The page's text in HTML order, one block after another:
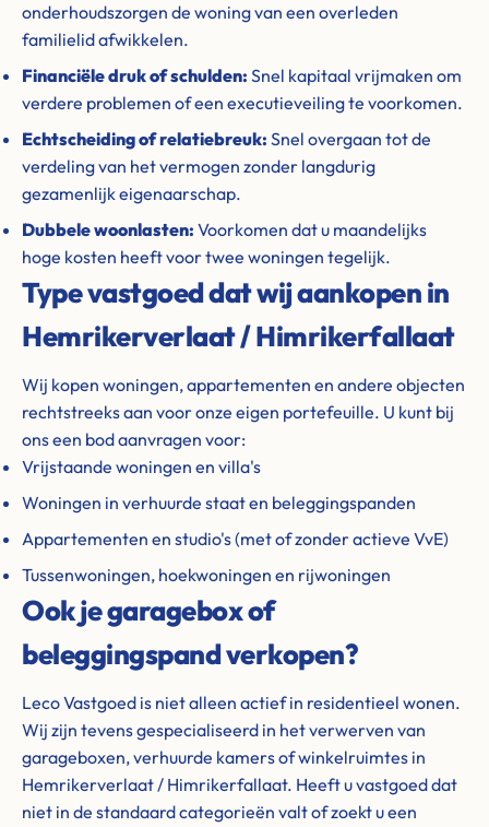
onderhoudszorgen de woning van een overleden
familielid afwikkelen.
Financiële druk of schulden: Snel kapitaal vrijmaken om
verdere problemen of een executieveiling te voorkomen.
Echtscheiding of relatiebreuk: Snel overgaan tot de
verdeling van het vermogen zonder langdurig
gezamenlijk eigenaarschap.
Dubbele woonlasten: Voorkomen dat u maandelijks
hoge kosten heeft voor twee woningen tegelijk.
Type vastgoed dat wij aankopen in
Hemrikerverlaat / Himrikerfallaat
Wij kopen woningen, appartementen en andere objecten
rechtstreeks aan voor onze eigen portefeuille. U kunt bij
ons een bod aanvragen voor:
Vrijstaande woningen en villa's
Woningen in verhuurde staat en beleggingspanden
Appartementen en studio's (met of zonder actieve VvE)
Tussenwoningen, hoekwoningen en rijwoningen
Ook je garagebox of
beleggingspand verkopen?
Leco Vastgoed is niet alleen actief in residentieel wonen.
Wij zijn tevens gespecialiseerd in het verwerven van
garageboxen, verhuurde kamers of winkelruimtes in
Hemrikerverlaat / Himrikerfallaat. Heeft u vastgoed dat
niet in de standaard categorieën valt of zoekt u een